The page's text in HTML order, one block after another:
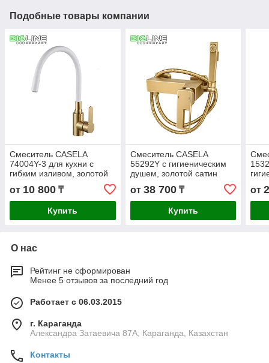
Подобные товары компании
Смеситель CASELA
74004Y-3 для кухни с
гибким изливом, золотой
сатин/белый
от 10 800 ₸
Купить
Смеситель CASELA
55292Y с гигиеническим
душем, золотой сатин
от 38 700₸
Купить
от
О нас
Рейтинг не сформирован
Менее 5 отзывов за последний год
Работает с 06.03.2015
г. Караганда
Александра Затаевича 87А, Караганда, Казахстан
Контакты